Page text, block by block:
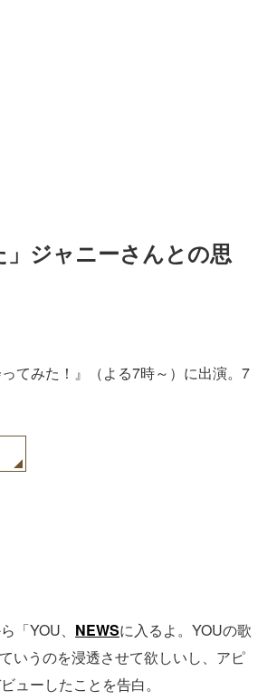
ジャニーさんとの思
てみた！』（よる7時～）に出演。7
「YOU、 NEWSに入るよ。YOUの歌
いうのを浸透させて欲しいし、アピ
ューしたことを告白。